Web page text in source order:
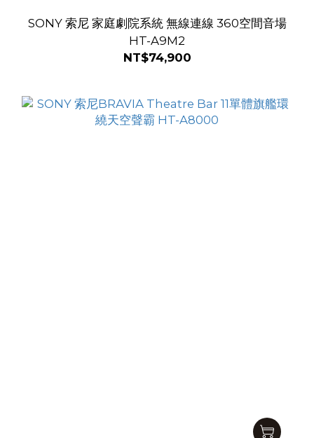
SONY 索尼 家庭劇院系統 無線連線 360空間音場
HT-A9M2
NT$74,900